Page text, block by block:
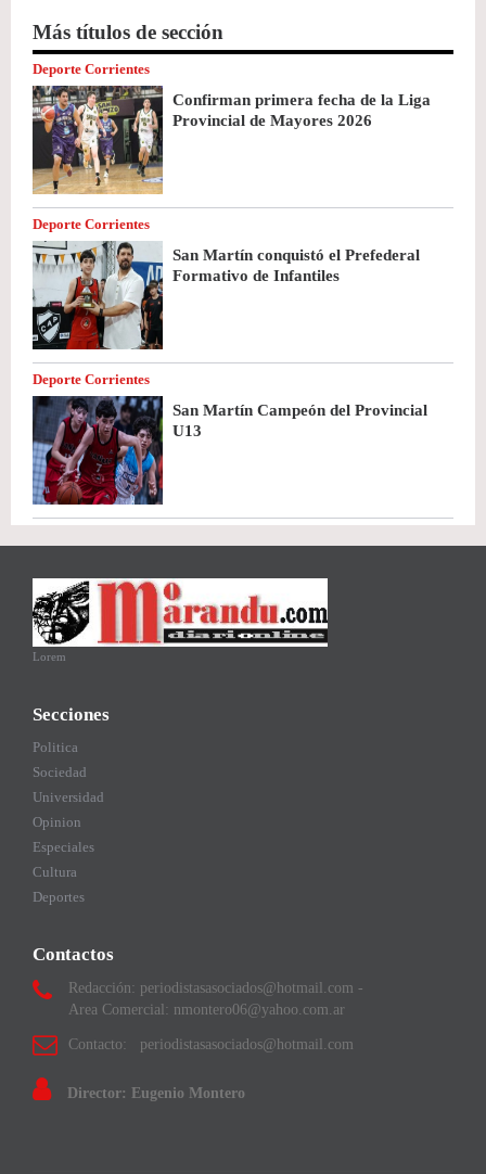
Más títulos de sección
Deporte Corrientes
Confirman primera fecha de la Liga
Provincial de Mayores 2026
Deporte Corrientes
San Martín conquistó el Prefederal
Formativo de Infantiles
Deporte Corrientes
San Martín Campeón del Provincial
U13
Lorem
Secciones
Politica
Sociedad
Universidad
Opinion
Especiales
Cultura
Deportes
Contactos
Redacción: periodistasasociados@hotmail.com -
Area Comercial: nmontero06@yahoo.com.ar
Contacto: periodistasasociados@hotmail.com
Director: Eugenio Montero